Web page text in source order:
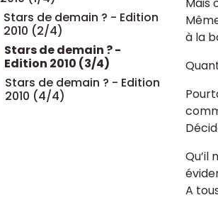
Stars de demain ? - Edition
2010 (2/4)
Stars de demain ? -
Edition 2010 (3/4)
Stars de demain ? - Edition
2010 (4/4)
Mais
à la
Qu’il
A